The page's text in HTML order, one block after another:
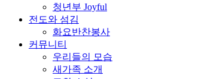
청년부 Joyful
전도와 섬김
화요반찬봉사
커뮤니티
우리들의 모습
새가족 소개